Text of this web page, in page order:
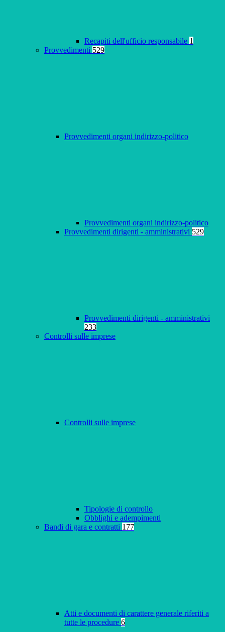
Recapiti dell'ufficio responsabile 1
Provvedimenti 529
Provvedimenti organi indirizzo-politico
Provvedimenti organi indirizzo-politico
Provvedimenti dirigenti - amministrativi 529
Provvedimenti dirigenti - amministrativi
233
Controlli sulle imprese
Controlli sulle imprese
Tipologie di controllo
Obblighi e adempimenti
Bandi di gara e contratti 177
Atti e documenti di carattere generale riferiti a
tutte le procedure 6